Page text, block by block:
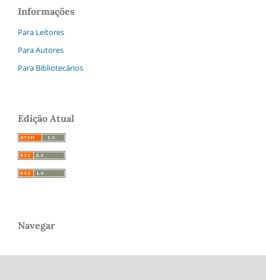
Informações
Para Leitores
Para Autores
Para Bibliotecários
Edição Atual
Navegar